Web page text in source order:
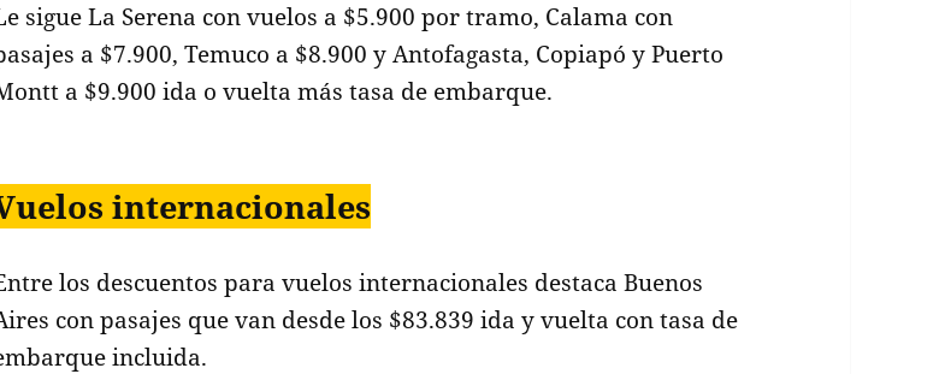
sigue La Serena con vuelos a $5.900 por tramo, Calama con
a $7.900, Temuco a $8.900 y Antofagasta, Copiapó y Puerto
a $9.900 ida o vuelta más tasa de embarque.
internacionales
los descuentos para vuelos internacionales destaca Buenos
con pasajes que van desde los $83.839 ida y vuelta con tasa de
incluida.